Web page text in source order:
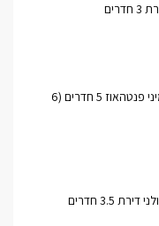
למכירה ברחוב נחל דן מיני פנטהאוז 5 חדרים (6
3.5 חדרים